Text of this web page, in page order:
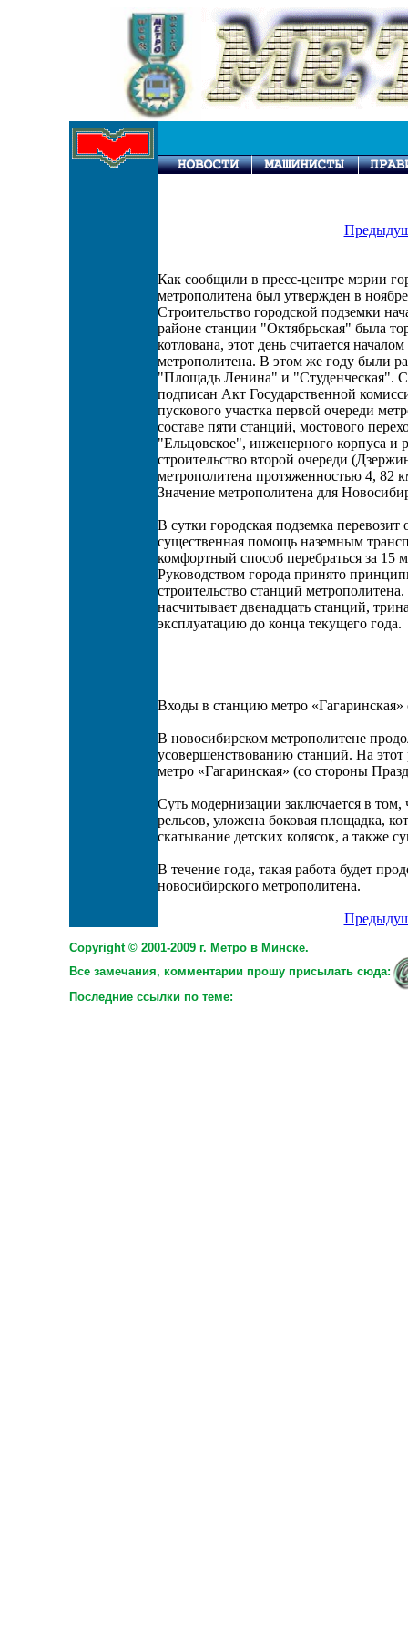
Как сообщили в пресс-центре мэрии
метрополитена был утвержден в
Строительство городской подземки
районе станции "Октябрьская" была
котлована, этот день считается
метрополитена. В этом же году были
"Площадь Ленина" и "Студенческая".
подписан Акт Государственной
пускового участка первой очереди
составе пяти станций, мостового
"Ельцовское", инженерного корпуса и
строительство второй очереди
метрополитена протяженностью 4, 82
Значение метрополитена для
В сутки городская подземка
существенная помощь наземным
комфортный способ перебраться за 15
Руководством города принято
строительство станций
насчитывает двенадцать станций,
эксплуатацию до конца текущего года.
Входы в станцию метро
В новосибирском метрополитене
усовершенствованию станций. На этот
метро «Гагаринская» (со стороны
Суть модернизации заключается в
рельсов, уложена боковая площадка,
скатывание детских колясок, а также
В течение года, такая работа будет
новосибирского метрополитена.
Copyright © 2001-2009 г. Метро в Минске.
Все замечания, комментарии прошу присылать сюда:
Последние ссылки по теме: